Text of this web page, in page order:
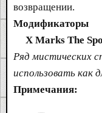
возвращении.
Модификаторы
X Marks The
Ряд мистических
использовать как
Примечания: